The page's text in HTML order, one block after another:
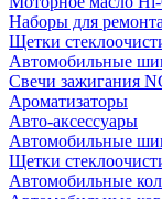
Наборы для
Щетки
Автомобильные
Свечи зажигания
Ароматизаторы
Авто-аксессуары
Автомобильные
Щетки
Автомобильные